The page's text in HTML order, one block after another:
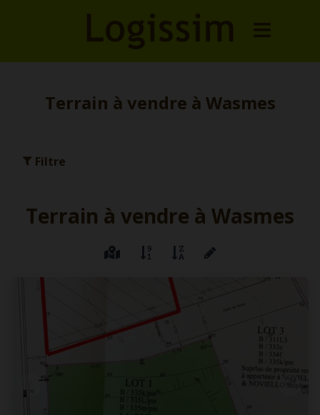
Terrain à vendre à Wasmes
Filtre
Terrain à vendre à Wasmes